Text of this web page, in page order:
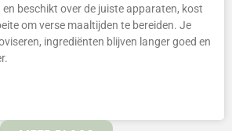
beschikt over de juiste apparaten, kost
om verse maaltijden te bereiden. Je
ingrediënten blijven langer goed en